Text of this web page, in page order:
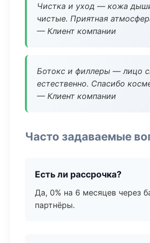
Чистка и уход — кожа
чистые. Приятная
— Клиент компании
Ботокс и филлеры — лицо
естественно. Спасибо
— Клиент компании
Часто задаваемые
Есть ли рассрочка?
Да, 0% на 6 месяцев через
партнёры.